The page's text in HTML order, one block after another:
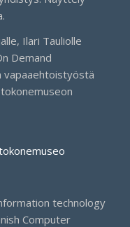
Ilari Tauliolle
Demand
vapaaehtoistyöstä
technology
Computer